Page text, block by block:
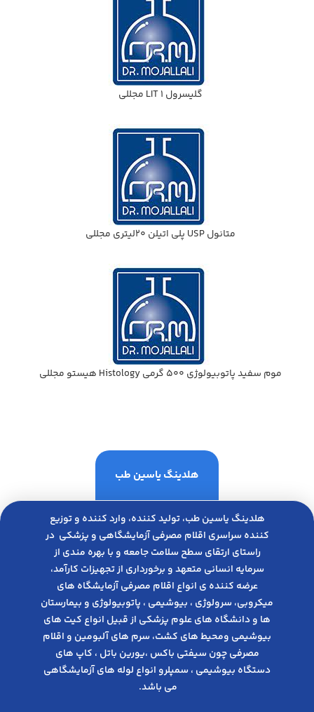
گليسرول 1 LIT مجللي
متانول USP پلي اتيلن 20ليتري مجللي
موم سفيد پاتوبيولوژي 500 گرمي Histology هيستو مجللي
هلدینگ یاسین طب
هلدینگ یاسین طب، تولید کننده، وارد کننده و توزیع
کننده سراسری اقلام مصرفی آزمایشگاهی و پزشکی در
راﺳﺘﺎی ارﺗﻘﺎی ﺳﻄﺢ ﺳﻼﻣﺖ ﺟﺎﻣﻌﻪ و ﺑﺎ ﺑﻬﺮه ﻣﻨﺪی از
ﺳﺮﻣﺎﯾﻪ انسانی متعهد و ﺑﺮﺧﻮرداری از ﺗﺠﻬﯿﺰات ﮐﺎرآﻣﺪ،
عرضه کننده ی انواع اﻗﻼم مصرفی آزﻣﺎﯾﺸﮕﺎه های
میکروبی، ﺳﺮوﻟﻮژی ، ﺑﯿﻮﺷﯿﻤﯽ ، پاتوبیولوژی و بیمارستان
ها و دانشگاه های علوم پزشکی از قبیل انواع کیت های
بیوشیمی ومحیط های کشت، سرم های آلبومین و اقلام
مصرفی چون سیفتی باکس ،یورین باتل ، کاپ های
دستگاه بیوشیمی ، سمپلرو انواع لوله های آزمایشگاهی
می باشد.